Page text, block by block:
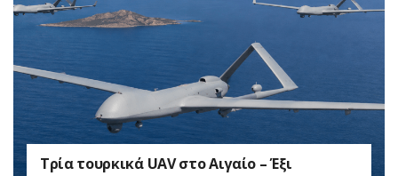
Τρία τουρκικά UAV στο Αιγαίο – Έξι